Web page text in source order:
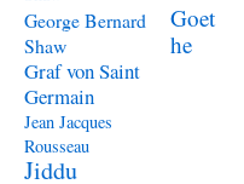
George Bernard
Shaw
Goet
he
Graf von Saint
Germain
Jean Jacques
Rousseau
Jiddu